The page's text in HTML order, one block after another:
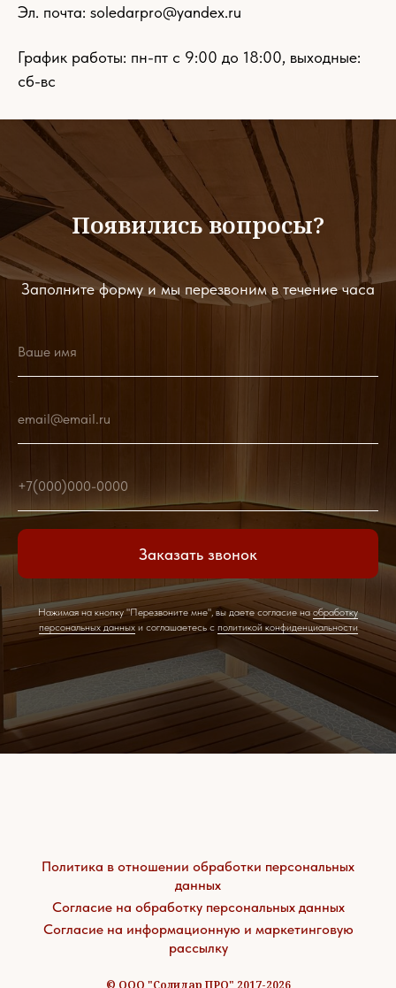
Эл. почта: soledarpro@yandex.ru
График работы: пн-пт с 9:00 до 18:00, выходные:
сб-вс
Появились вопросы?
Заполните форму и мы перезвоним в течение часа
Ваше имя
email@email.ru
+7(000)000-0000
Заказать звонок
Нажимая на кнопку "Перезвоните мне", вы даете согласие наобработку
персональных данныхи соглашаетесь c политикой конфиденциальности
Политика в отношении обработки персональных
данных
Согласие на обработку персональных данных
Согласие на информационную и маркетинговую
рассылку
© ООО "Солидар ПРО" 2017-2026